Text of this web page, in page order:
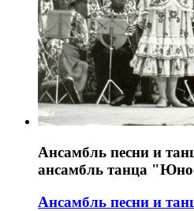
Ансамбль песни и
ансамбль танца
Ансамбль песни и